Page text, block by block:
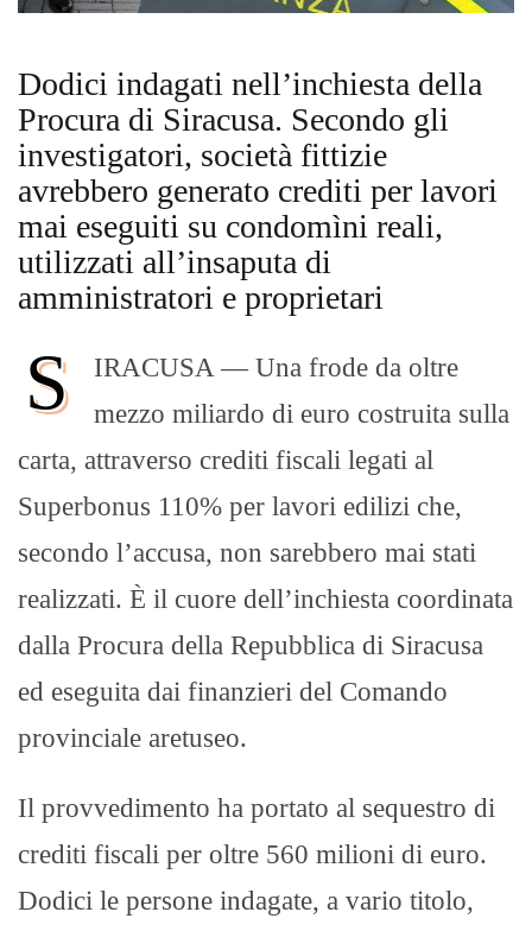
Dodici indagati nell’inchiesta della
Procura di Siracusa. Secondo gli
investigatori, società fittizie
avrebbero generato crediti per lavori
mai eseguiti su condomìni reali,
utilizzati all’insaputa di
amministratori e proprietari
S
IRACUSA — Una frode da oltre
mezzo miliardo di euro costruita sulla
carta, attraverso crediti fiscali legati al
Superbonus 110% per lavori edilizi che,
secondo l’accusa, non sarebbero mai stati
realizzati. È il cuore dell’inchiesta coordinata
dalla Procura della Repubblica di Siracusa
ed eseguita dai finanzieri del Comando
provinciale aretuseo.
Il provvedimento ha portato al sequestro di
crediti fiscali per oltre 560 milioni di euro.
Dodici le persone indagate, a vario titolo,